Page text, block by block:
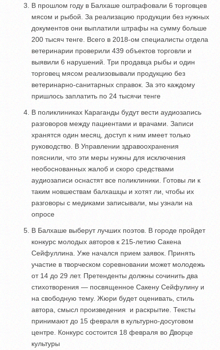
В прошлом году в Балхаше оштрафовали 6 торговцев
мясом и рыбой. За реализацию продукции без нужных
документов они выплатили штрафы на сумму больше
200 тысяч тенге. Всего в 2018-ом специалисты отдела
ветеринарии проверили 439 объектов торговли и
выявили 6 нарушений. Три продавца рыбы и один
торговец мясом реализовывали продукцию без
ветеринарно-санитарных справок. За это каждому
пришлось заплатить по 24 тысячи тенге
В поликлиниках Караганды будут вести аудиозапись
разговоров между пациентами и врачами. Записи
хранятся один месяц, доступ к ним имеет только
руководство. В Управлении здравоохранения
пояснили, что эти меры нужны для исключения
необоснованных жалоб и скоро средствами
аудиозаписи оснастят все поликлиники. Готовы ли к
таким новшествам балхашцы и хотят ли, чтобы их
разговоры с медиками записывали, мы узнали на
опросе
В Балхаше выберут лучших поэтов. В городе пройдет
конкурс молодых авторов к 215-летию Сакена
Сейфуллина. Уже начался прием заявок. Принять
участие в творческом соревновании может молодежь
от 14 до 29 лет. Претенденты должны сочинить два
стихотворения — посвященное Сакену Сейфулину и
на свободную тему. Жюри будет оценивать, стиль
автора, смысл произведения и раскрытие. Тексты
принимают до 15 февраля в культурно-досуговом
центре. Конкурс состоится 18 февраля во Дворце
культуры